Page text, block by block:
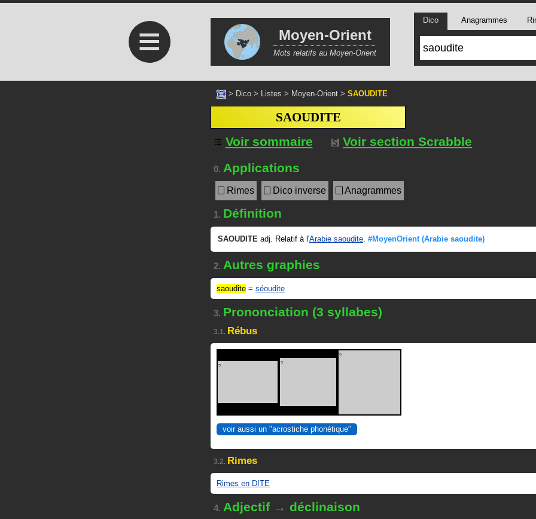
≡ Moyen-Orient
Mots relatifs au Moyen-Orient
Dico Anagrammes
> Dico > Listes > Moyen-Orient > SAOUDITE
SAOUDITE
Voir sommaire
Voir section Scrabble
0. Applications
Rimes Dico inverse Anagrammes
1. Définition
SAOUDITE adj. Relatif à l'Arabie saoudite. #MoyenOrient (Arabie saoudite)
2. Autres graphies
saoudite = séoudite
3. Prononciation (3 syllabes)
3.1. Rébus
? ?
?
voir aussi un "acrostiche phonétique"
3.2. Rimes
Rimes en DITE
4. Adjectif → déclinaison